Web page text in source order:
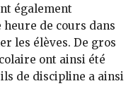
également
de cours dans
les élèves. De gros
ont ainsi été
de discipline a ainsi